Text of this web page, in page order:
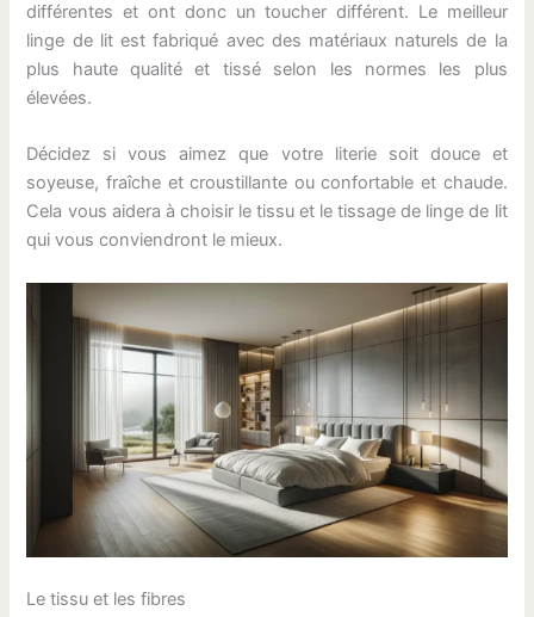
différentes et ont donc un toucher différent. Le meilleur
linge de lit est fabriqué avec des matériaux naturels de la
plus haute qualité et tissé selon les normes les plus
élevées.
Décidez si vous aimez que votre literie soit douce et
soyeuse, fraîche et croustillante ou confortable et chaude.
Cela vous aidera à choisir le tissu et le tissage de linge de lit
qui vous conviendront le mieux.
Le tissu et les fibres